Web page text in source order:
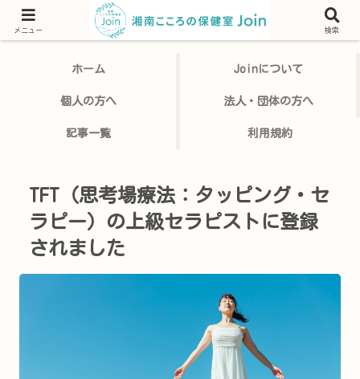
臨床心理士・公認心理師のカウンセリング・セラピー。 個人相談・研修講師
を承ります。湘南こころの保健室Join
ホーム Joinについて
個人の方へ 法人・団体の方へ
記事一覧 利用規約
TFT（思考場療法：タッピング・セ
ラピー）の上級セラピストに登録
されました
メニュー 検索